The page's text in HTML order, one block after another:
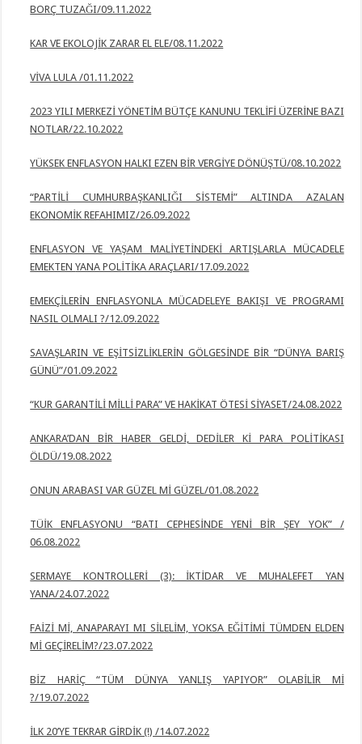
BORÇ TUZAĞI/09.11.2022
KAR VE EKOLOJİK ZARAR EL ELE/08.11.2022
VİVA LULA /01.11.2022
2023 YILI MERKEZİ YÖNETİM BÜTÇE KANUNU TEKLİFİ ÜZERİNE BAZI
NOTLAR/22.10.2022
YÜKSEK ENFLASYON HALKI EZEN BİR VERGİYE DÖNÜŞTÜ/08.10.2022
“PARTİLİ CUMHURBAŞKANLIĞI SİSTEMİ” ALTINDA AZALAN
EKONOMİK REFAHIMIZ/26.09.2022
ENFLASYON VE YAŞAM MALİYETİNDEKİ ARTIŞLARLA MÜCADELE
EMEKTENYANA POLİTİKA ARAÇLARI/17.09.2022
EMEKÇİLERİN ENFLASYONLA MÜCADELEYE BAKIŞI VE PROGRAMI
NASIL OLMALI?/12.09.2022
SAVAŞLARIN VE EŞİTSİZLİKLERİN GÖLGESİNDE BİR “DÜNYA BARIŞ
GÜNÜ”/01.09.2022
“KUR GARANTİLİ MİLLİ PARA” VE HAKİKAT ÖTESİ SİYASET/24.08.2022
ANKARA’DAN BİR HABER GELDİ, DEDİLER Kİ PARA POLİTİKASI
ÖLDÜ/19.08.2022
ONUN ARABASI VAR GÜZEL Mİ GÜZEL/01.08.2022
TÜİK ENFLASYONU “BATI CEPHESİNDE YENİ BİR ŞEY YOK” /
06.08.2022
SERMAYE KONTROLLERİ (3): İKTİDAR VE MUHALEFET YAN
YANA/24.07.2022
FAİZİ Mİ, ANAPARAYI MI SİLELİM, YOKSA EĞİTİMİ TÜMDEN ELDEN
MİGEÇİRELİM?/23.07.2022
BİZ HARİÇ “TÜM DÜNYA YANLIŞ YAPIYOR” OLABİLİR Mİ
?/19.07.2022
İLK 20’YE TEKRAR GİRDİK (!) /14.07.2022